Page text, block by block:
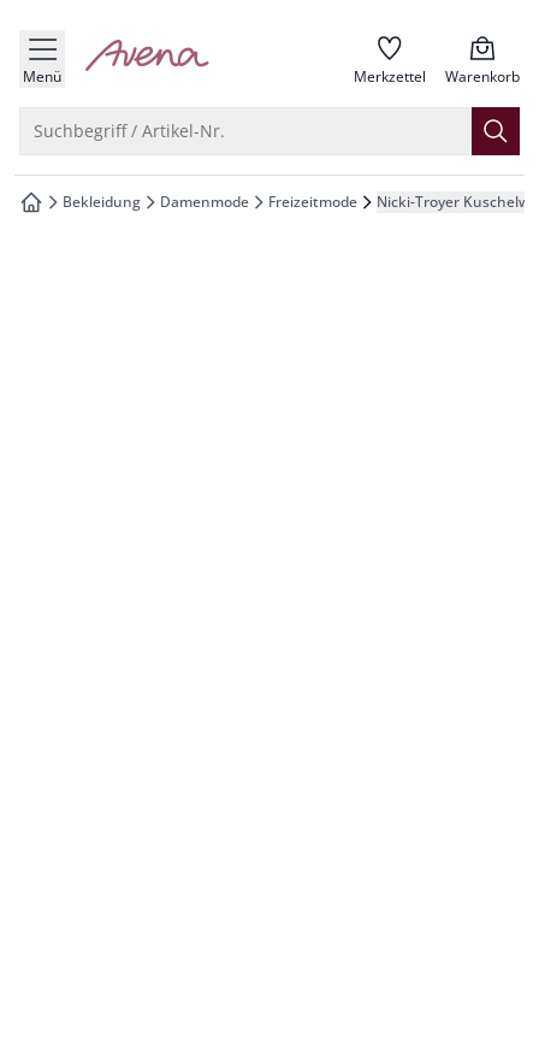
springen
springen
springen
springen
Menü zur Startseite Merkzettel Warenkorb
Suchbegriff / Artikel-Nr.
zur Startseite
Bekleidung Damenmode Freizeitmode Nicki-Troyer